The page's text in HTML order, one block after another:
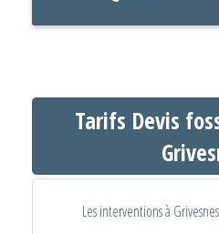
Tarifs Devis
Les interventions à Grivesnes